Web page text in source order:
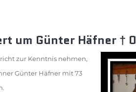
um Günter Häfner †
zur Kenntnis nehmen,
Günter Häfner mit 73